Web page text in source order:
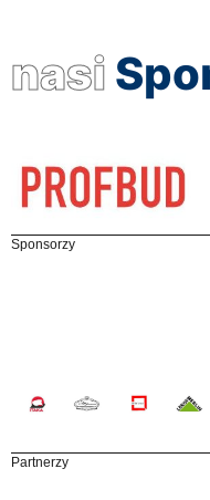
nasi
Sponsorzy
Partnerzy